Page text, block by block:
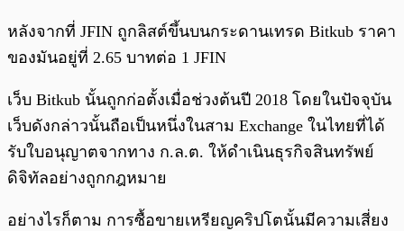
หลังจากที่ JFIN ถูกลิสต์ขึ้นบนกระดานเทรด Bitkub ราคา
ของมันอยู่ที่ 2.65 บาทต่อ 1 JFIN
เว็บ Bitkub นั้นถูกก่อตั้งเมื่อช่วงต้นปี 2018 โดยในปัจจุบัน
เว็บดังกล่าวนั้นถือเป็นหนึ่งในสาม Exchange ในไทยที่ได้
รับใบอนุญาตจากทาง ก.ล.ต. ให้ดำเนินธุรกิจสินทรัพย์
ดิจิทัลอย่างถูกกฎหมาย
อย่างไรก็ตาม การซื้อขายเหรียญคริปโตนั้นมีความเสี่ยง